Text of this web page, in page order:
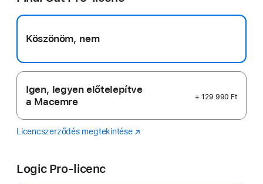
Köszönöm, nem
Igen, legyen előtelepítve
a Macemre
+ 129 990 Ft
Licencszerződés megtekintéseFinal
(Új
Logic Pro-licenc